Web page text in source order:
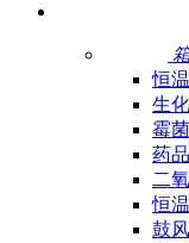
恒
生
霉
药
二
恒
鼓